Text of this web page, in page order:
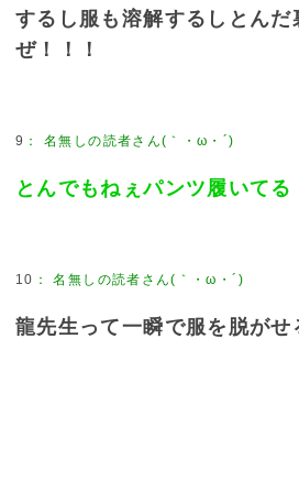
するし服も溶解するしとんだ
ぜ！！！
9 ：名無しの読者さん(｀・ω・´)
とんでもねぇパンツ履いてる
10 ：名無しの読者さん(｀・ω・´)
龍先生って一瞬で服を脱がせ